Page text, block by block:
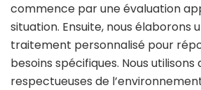
commence par une évaluation
situation. Ensuite, nous élaborons
traitement personnalisé pour
besoins spécifiques. Nous
respectueuses de